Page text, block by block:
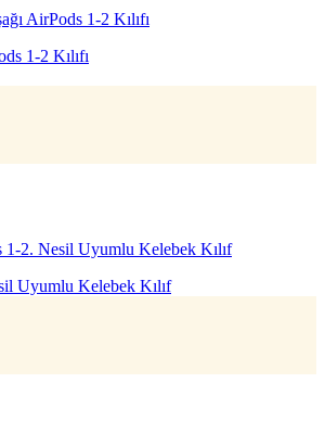
1-2 Kılıfı
Uyumlu Kelebek Kılıf